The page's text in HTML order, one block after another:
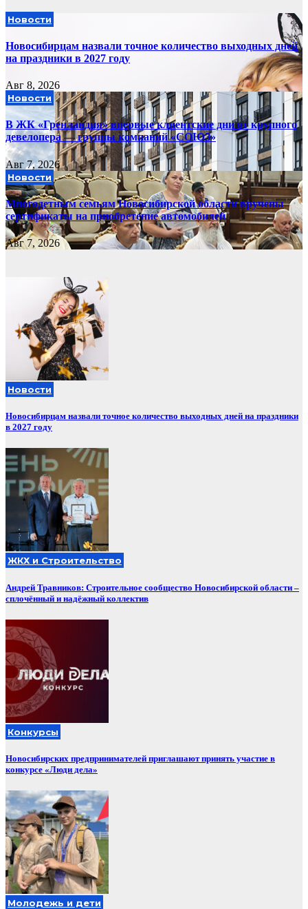
Новости
Новосибирцам назвали точное количество выходных дней
на праздники в 2027 году
Авг 8, 2026
Новости
В ЖК «Гренландия» впервые клиентские дни от крупного
девелопера — группы компаний «СОЮЗ»
Авг 7, 2026
Новости
Многодетным семьям Новосибирской области вручены
сертификаты на приобретение автомобилей
Авг 7, 2026
Новости
Новосибирцам назвали точное количество выходных дней на праздники
в 2027 году
ЖКХ и Строительство
Андрей Травников: Строительное сообщество Новосибирской области –
сплочённый и надёжный коллектив
Конкурсы
Новосибирских предпринимателей приглашают принять участие в
конкурсе «Люди дела»
Молодежь и дети